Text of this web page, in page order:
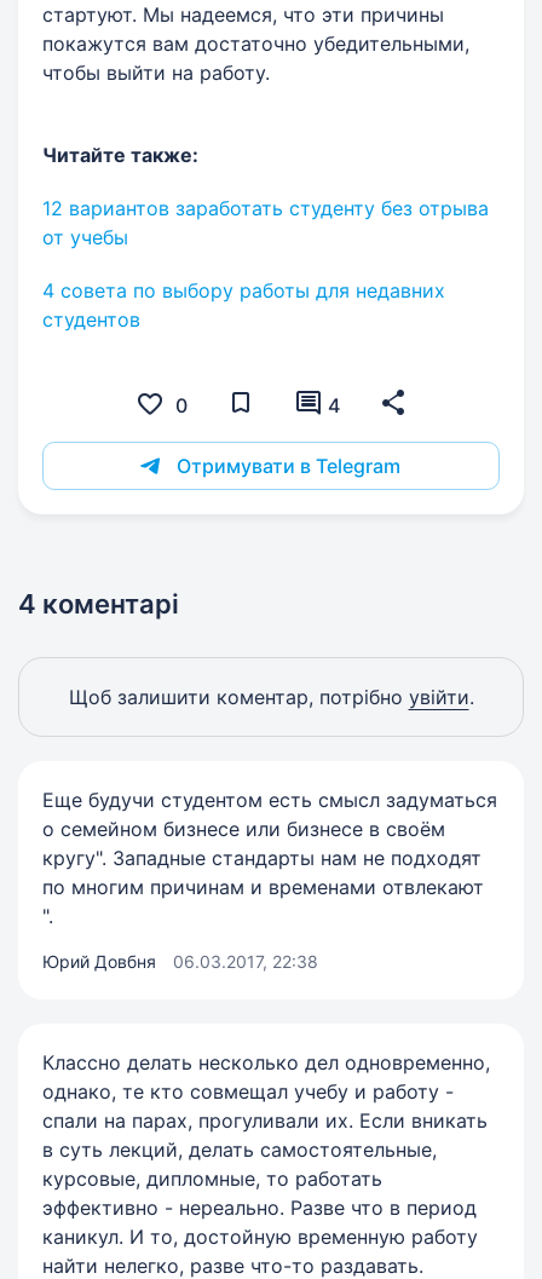
стартуют. Мы надеемся, что эти причины
покажутся вам достаточно убедительными,
чтобы выйти на работу.
Читайте также:
12 вариантов заработать студенту без отрыва
от учебы
4 совета по выбору работы для недавних
студентов
0 4
Отримувати в Telegram
4 коментарі
Щоб залишити коментар, потрібно увійти.
Еще будучи студентом есть смысл задуматься
о семейном бизнесе или бизнесе в своём
кругу". Западные стандарты нам не подходят
по многим причинам и временами отвлекают
".
Юрий Довбня 06.03.2017, 22:38
Классно делать несколько дел одновременно,
однако, те кто совмещал учебу и работу -
спали на парах, прогуливали их. Если вникать
в суть лекций, делать самостоятельные,
курсовые, дипломные, то работать
эффективно - нереально. Разве что в период
каникул. И то, достойную временную работу
найти нелегко, разве что-то раздавать.